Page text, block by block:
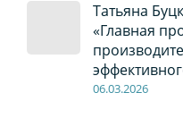
Татьяна
«Главная
06.03.2026